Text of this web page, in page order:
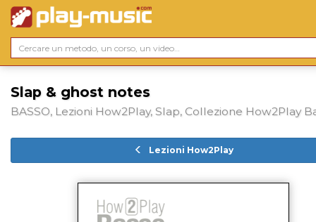
Slap & ghost notes
BASSO, Lezioni How2Play, Slap, Collezione How2Play
Lezioni How2Play